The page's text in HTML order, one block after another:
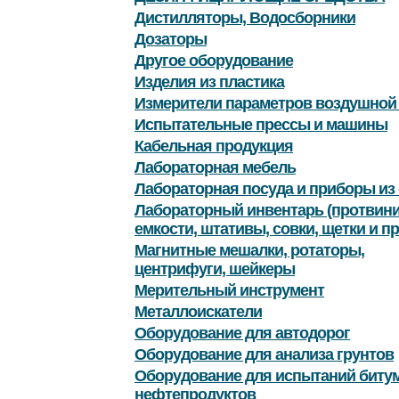
Дистилляторы, Водосборники
Дозаторы
Другое оборудование
Изделия из пластика
Измерители параметров
Испытательные прессы и машины
Кабельная продукция
Лабораторная мебель
Лабораторная посуда и приборы из
Лабораторный инвентарь
емкости, штативы, совки, щетки и
Магнитные мешалки, ротаторы,
центрифуги, шейкеры
Мерительный инструмент
Металлоискатели
Оборудование для автодорог
Оборудование для анализа грунтов
Оборудование для испытаний
нефтепродуктов